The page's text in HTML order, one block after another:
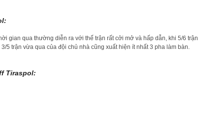
gian qua thường diễn ra với thế trận rất cởi mở và hấp dẫn, khi 5/6 trận
5 trận vừa qua của đội chủ nhà cũng xuất hiện ít nhất 3 pha làm bàn.
Tiraspol: